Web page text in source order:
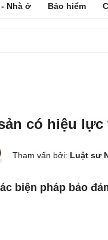
Nhà ở Bảo hiểm
có hiệu
Tham vấn bởi: Luật sư
biện pháp bảo